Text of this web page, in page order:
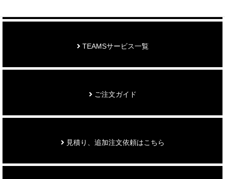
TEAMSサービス一覧
ご注文ガイド
見積り、追加注文依頼はこちら